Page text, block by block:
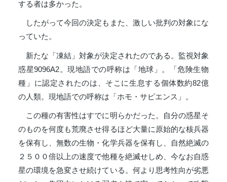
する者は多かった。
したがって今回の決定もまた、激しい批判の対象にな
っていた。
新たな「凍結」対象が決定されたのである。監視対象
惑星9096A2。現地語での呼称は「地球」。「危険生物
種」に認定されたのは、そこに生息する個体数約82億
の人類。現地語での呼称は「ホモ・サピエンス」。
この種の有害性はすでに明らかだった。自分の惑星そ
のものを何度も荒廃させ得るほど大量に原始的な核兵器
を保有し、無数の生物・化学兵器を保有し、自然絶滅の
２５００倍以上の速度で他種を絶滅せしめ、今なお自惑
星の環境を急変させ続けている。何より思考性向が劣悪